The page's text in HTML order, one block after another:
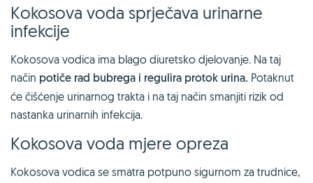
Kokosova voda sprječava urinarne
infekcije
Kokosova vodica ima blago diuretsko djelovanje. Na taj
način potiče rad bubrega i regulira protok urina. Potaknut
će čišćenje urinarnog trakta i na taj način smanjiti rizik od
nastanka urinarnih infekcija.
Kokosova voda mjere opreza
Kokosova vodica se smatra potpuno sigurnom za trudnice,